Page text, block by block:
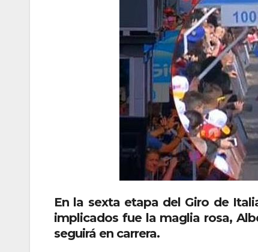
En la sexta etapa del Giro de
implicados fue la maglia rosa,
seguirá en carrera.